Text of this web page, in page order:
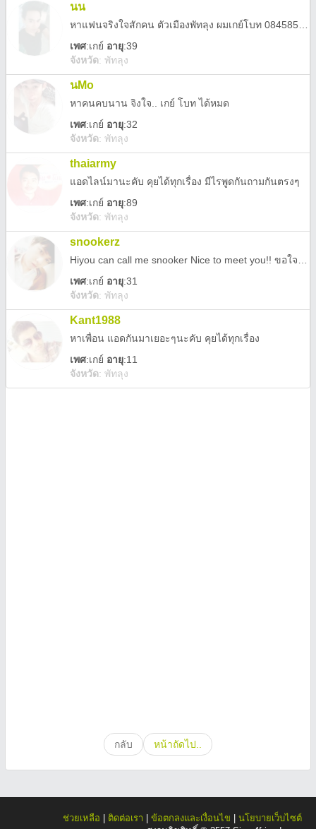
นน
เพศ:เกย์ อายุ:39
จังหวัด: พัทลุง
นMo
หาคนคบนาน จิงใจ.. เกย์ โบท ได้หมด
เพศ:เกย์ อายุ:32
จังหวัด: พัทลุง
thaiarmy
แอดไลน์มานะคับ คุยได้ทุกเรื่อง มีไรพูดกันถามกันตรงๆ
เพศ:เกย์ อายุ:89
จังหวัด: พัทลุง
snookerz
เพศ:เกย์ อายุ:31
จังหวัด: พัทลุง
Kant1988
หาเพื่อน แอดกันมาเยอะๆนะคับ คุยได้ทุกเรื่อง
เพศ:เกย์ อายุ:11
จังหวัด: พัทลุง
กลับ หน้าถัดไป..
ช่วยเหลือ ติดต่อเรา ข้อตกลงและเงื่อนไข
นโยบายเว็บไซต์